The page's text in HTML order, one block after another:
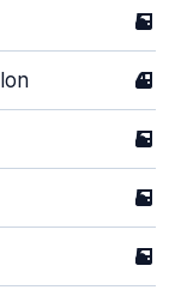
5
4
5
5
5